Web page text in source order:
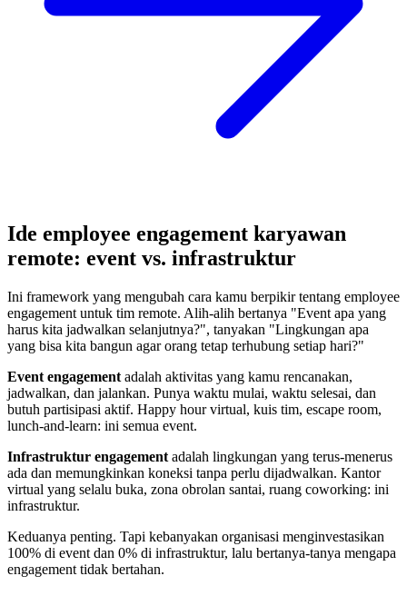
Ide employee engagement karyawan
remote: event vs. infrastruktur
Ini framework yang mengubah cara kamu berpikir tentang employee
engagement untuk tim remote. Alih-alih bertanya "Event apa yang
harus kita jadwalkan selanjutnya?", tanyakan "Lingkungan apa
yang bisa kita bangun agar orang tetap terhubung setiap hari?"
Event engagement adalah aktivitas yang kamu rencanakan,
jadwalkan, dan jalankan. Punya waktu mulai, waktu selesai, dan
butuh partisipasi aktif. Happy hour virtual, kuis tim, escape room,
lunch-and-learn: ini semua event.
Infrastruktur engagement adalah lingkungan yang terus-menerus
ada dan memungkinkan koneksi tanpa perlu dijadwalkan. Kantor
virtual yang selalu buka, zona obrolan santai, ruang coworking: ini
infrastruktur.
Keduanya penting. Tapi kebanyakan organisasi menginvestasikan
100% di event dan 0% di infrastruktur, lalu bertanya-tanya mengapa
engagement tidak bertahan.